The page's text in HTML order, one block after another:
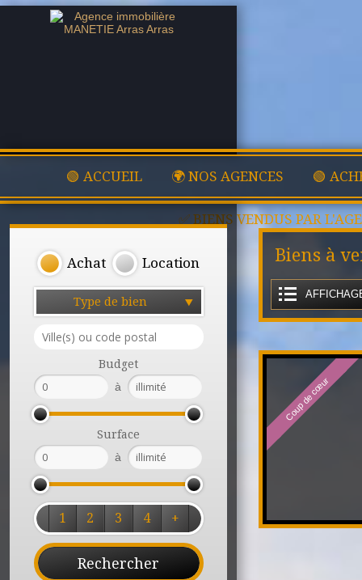
🟢 ACCUEIL 🌍 NOS AGENCES 🟢
✅ BIENS VENDUS PAR
Achat Location
Type de bien
Budget
à
Surface
à
1 2 3 4 +
Biens à
Coup de cœur